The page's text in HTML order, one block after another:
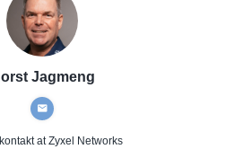
Jagmeng
at Zyxel Networks